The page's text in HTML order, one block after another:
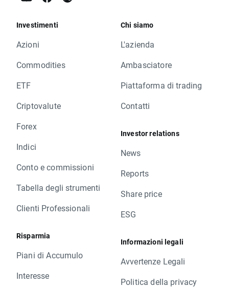
Investimenti
Azioni
Commodities
ETF
Criptovalute
Forex
Indici
Conto e commissioni
Tabella degli strumenti
Clienti Professionali
Risparmia
Piani di Accumulo
Interesse
Chi siamo
L'azienda
Ambasciatore
Piattaforma di trading
Contatti
Investor relations
News
Reports
Share price
ESG
Informazioni legali
Avvertenze Legali
Politica della privacy